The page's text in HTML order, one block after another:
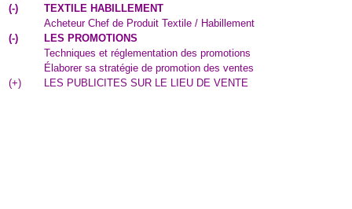
(-)
TEXTILE HABILLEMENT
Acheteur Chef de Produit Textile / Habillement
(-)
LES PROMOTIONS
Techniques et réglementation des promotions
Élaborer sa stratégie de promotion des ventes
(+) LES PUBLICITES SUR LE LIEU DE VENTE